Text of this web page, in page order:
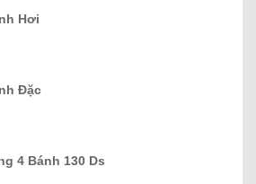
Hơi
Đặc
4 Bánh 130 Ds